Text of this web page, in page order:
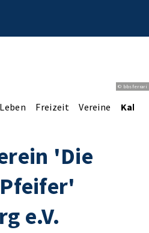
© bbsferrari
Freizeit Vereine
'Die
e.V.